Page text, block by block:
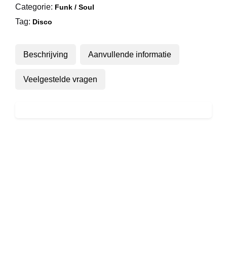
aantal
Categorie: Funk / Soul
Tag: Disco
Beschrijving Aanvullende informatie
Veelgestelde vragen